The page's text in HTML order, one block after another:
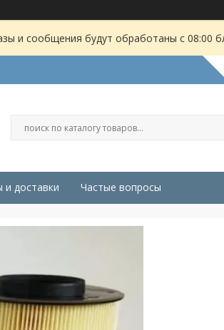
и сообщения будут обработаны с 08:00
и доставки Частые вопросы